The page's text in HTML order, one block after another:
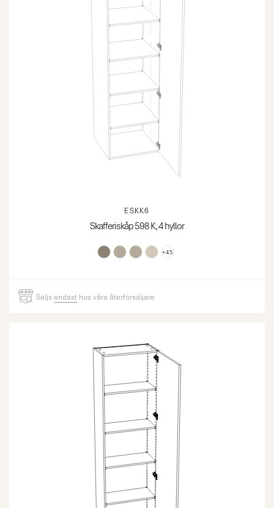
ESKK6
Skafferiskåp 598 K, 4 hyllor
+45
Säljsendast hos våra återförsäljare